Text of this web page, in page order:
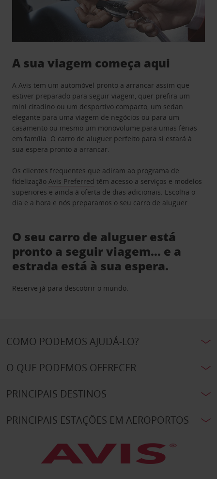
A sua viagem começa aqui
A Avis tem um automóvel pronto a arrancar assim que
estiver preparado para seguir viagem, quer prefira um
mini citadino ou um desportivo compacto, um sedan
elegante para uma viagem de negócios ou para um
casamento ou mesmo um monovolume para umas férias
em família. O carro de aluguer perfeito para si estará à
sua espera pronto a arrancar.
Os clientes frequentes que adiram ao programa de
fidelizaçãoAvis Preferred têm acesso a serviços e modelos
superiores e ainda à oferta de dias adicionais. Escolha o
dia e a hora e nós preparamos o seu carro de aluguer.
O seu carro de aluguer está
pronto a seguir viagem… e a
estrada está à sua espera.
Reserve já para descobrir o mundo.
COMO PODEMOS AJUDÁ-LO?
O QUE PODEMOS OFERECER
PRINCIPAIS DESTINOS
PRINCIPAIS ESTAÇÕES EM AEROPORTOS